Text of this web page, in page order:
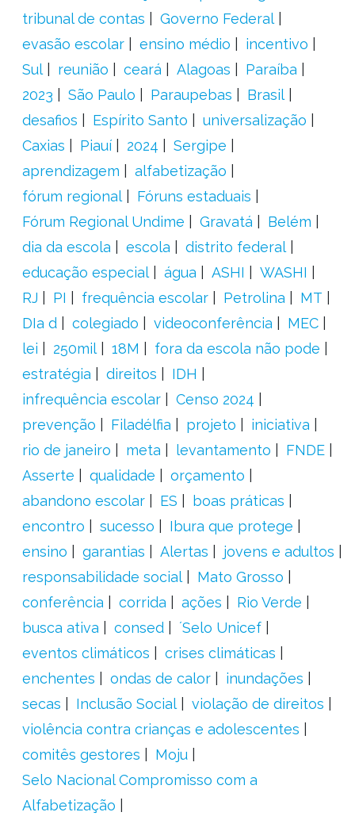
tribunal de contas
Governo Federal
evasão escolar
ensino médio
incentivo
Sul
reunião ceará Alagoas
Paraíba
2023
São Paulo Paraupebas
Brasil
desafios
Espírito Santo
universalização
Caxias
Piauí 2024
Sergipe
aprendizagem
alfabetização
fórum regional
Fóruns estaduais
Fórum Regional Undime
Gravatá
Belém
dia da escola
escola
distrito federal
educação especial
água ASHI
WASHI
RJ
PI frequência escolar Petrolina
MT
DIa d
colegiado videoconferência
MEC
lei
250mil 18M
fora da escola não pode
estratégia
direitos
IDH
infrequência escolar
Censo 2024
prevenção
Filadélfia projeto
iniciativa
rio de janeiro
meta levantamento
FNDE
Asserte
qualidade
orçamento
abandono escolar
ES
boas práticas
encontro
sucesso
Ibura que protege
ensino
garantias Alertas
jovens e adultos
responsabilidade social
Mato Grosso
conferência
corrida ações
Rio Verde
busca ativa
consed
´Selo Unicef
eventos climáticos
crises climáticas
enchentes
ondas de calor
inundações
secas
Inclusão Social
violação de direitos
violência contra crianças e adolescentes
comitês gestores
Moju
Selo Nacional Compromisso com a
Alfabetização